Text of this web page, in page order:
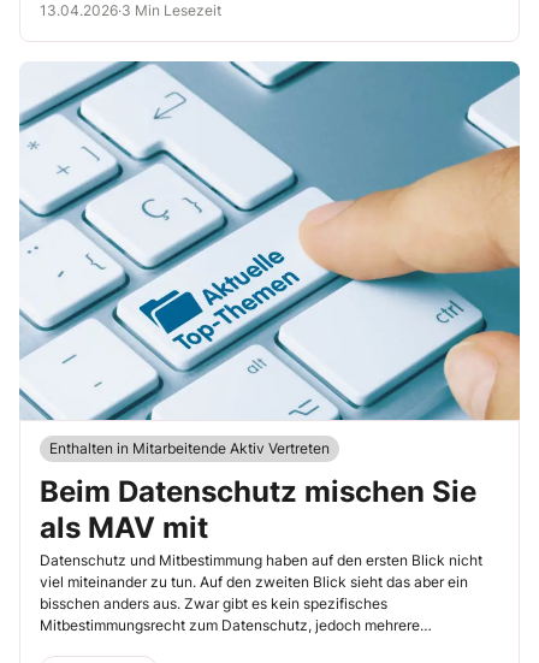
13.04.2026·3 Min Lesezeit
Enthalten in Mitarbeitende Aktiv Vertreten
Beim Datenschutz mischen Sie
als MAV mit
Datenschutz und Mitbestimmung haben auf den ersten Blick nicht
viel miteinander zu tun. Auf den zweiten Blick sieht das aber ein
bisschen anders aus. Zwar gibt es kein spezifisches
Mitbestimmungsrecht zum Datenschutz, jedoch mehrere